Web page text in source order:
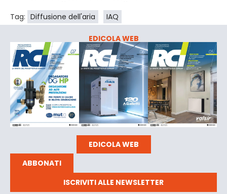
Tag: Diffusione dell'aria IAQ
EDICOLA WEB
EDICOLA WEB
ABBONATI
ISCRIVITI ALLE NEWSLETTER